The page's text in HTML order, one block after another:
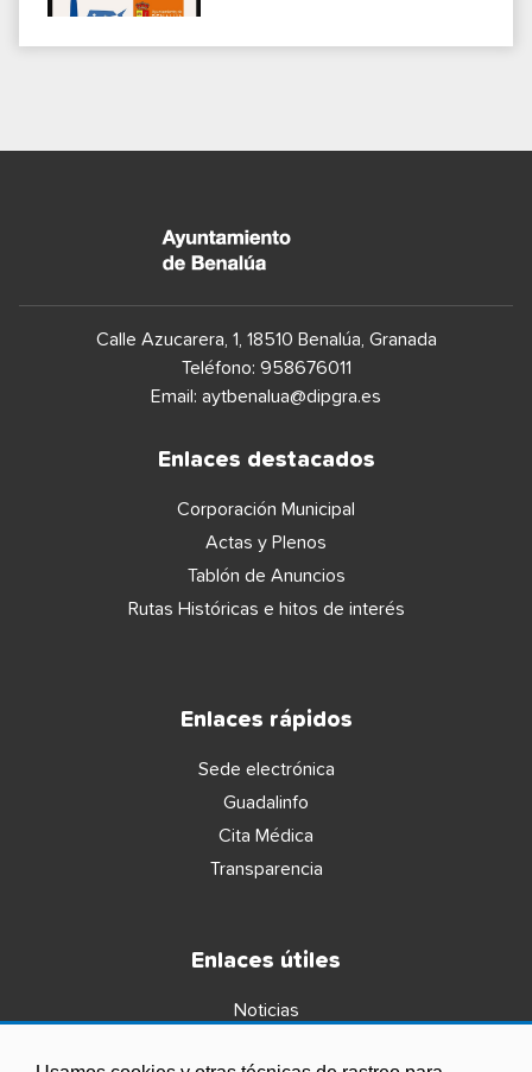
Calle Azucarera, 1, 18510 Benalúa, Granada
Teléfono: 958676011
Email: aytbenalua@dipgra.es
Enlaces destacados
Corporación Municipal
Actas y Plenos
Tablón de Anuncios
Rutas Históricas e hitos de interés
Enlaces rápidos
Sede electrónica
Guadalinfo
Cita Médica
Transparencia
Enlaces útiles
Noticias